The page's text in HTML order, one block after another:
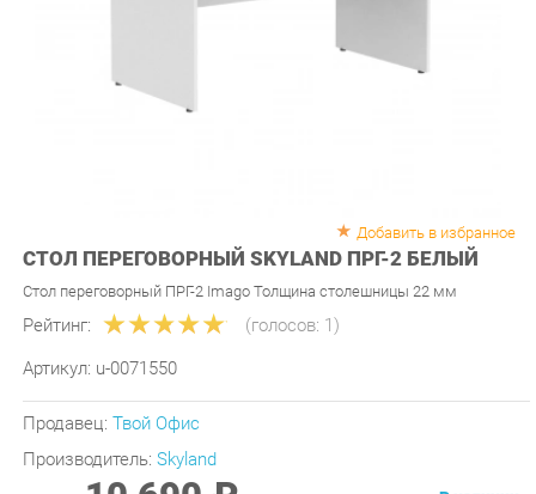
СТОЛ ПЕРЕГОВОРНЫЙ SKYLAND ПРГ-2 БЕЛЫЙ
Стол переговорный ПРГ-2 Imago Толщина столешницы 22 мм
Рейтинг: (голосов:1)
Артикул: u-0071550
Продавец:
Производитель:Skyland
Цена: 10 690 ₽